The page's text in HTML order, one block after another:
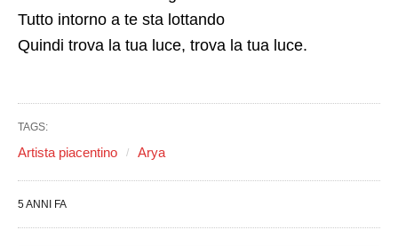
Tutto intorno a te sta lottando
Quindi trova la tua luce, trova la tua luce.
TAGS:
Artista piacentino Arya
5 ANNI FA